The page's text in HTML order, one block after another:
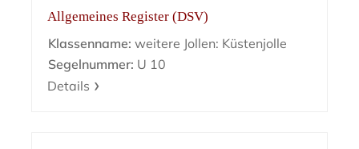
Allgemeines Register (DSV)
Klassenname: weitere Jollen: Küstenjolle
Segelnummer: U 10
Details